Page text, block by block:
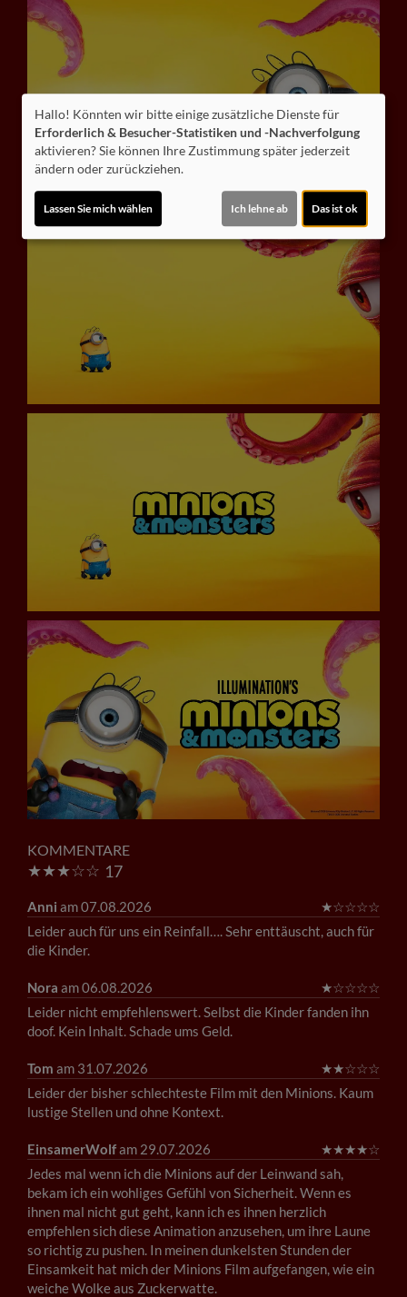
KOMMENTARE
★★★☆☆ 17
Anni am 07.08.2026 ★☆☆☆☆
Leider auch für uns ein Reinfall…. Sehr enttäuscht, auch für
die Kinder.
Nora am 06.08.2026 ★☆☆☆☆
Leider nicht empfehlenswert. Selbst die Kinder fanden ihn
doof. Kein Inhalt. Schade ums Geld.
Tom am 31.07.2026 ★★☆☆☆
Leider der bisher schlechteste Film mit den Minions. Kaum
lustige Stellen und ohne Kontext.
EinsamerWolfam 29.07.2026 ★★★★☆
Jedes mal wenn ich die Minions auf der Leinwand sah,
bekam ich ein wohliges Gefühl von Sicherheit. Wenn es
ihnen mal nicht gut geht, kann ich es ihnen herzlich
empfehlen sich diese Animation anzusehen, um ihre Laune
so richtig zu pushen. In meinen dunkelsten Stunden der
Einsamkeit hat mich der Minions Film aufgefangen, wie ein
weiche Wolke aus Zuckerwatte.
Hallo! Könnten wir bitte einige zusätzliche Dienste für
Erforderlich & Besucher-Statistiken und -Nachverfolgung
aktivieren? Sie können Ihre Zustimmung später jederzeit
ändern oder zurückziehen.
Lassen Sie mich wählen Ich lehne ab Das ist ok